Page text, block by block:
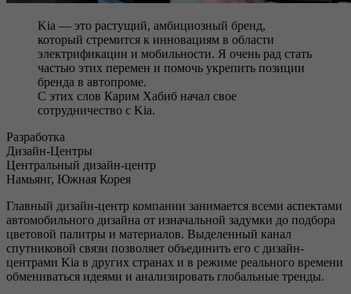
Kia — это растущий, амбициозный бренд,
который стремится к инновациям в области
электрификации и мобильности. Я очень рад стать
частью этих перемен и помочь укрепить позиции
бренда в автопроме.
C этих слов Карим Хабиб начал свое
сотрудничество с Kia.
Разработка
Дизайн-Центры
Центральный дизайн-центр
Намьянг, Южная Корея
Главный дизайн-центр компании занимается всеми аспектами
автомобильного дизайна от изначальной задумки до подбора
цветовой палитры и материалов. Выделенный канал
спутниковой связи позволяет объединить его с дизайн-
центрами Kia в других странах и в режиме реального времени
обмениваться идеями и анализировать глобальные тренды.